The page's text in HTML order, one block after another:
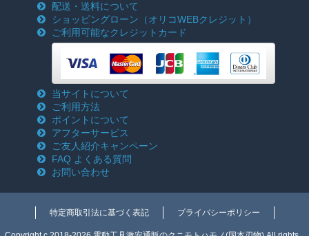
配送・送料について
ショッピングローン （オリコWEBクレジット）
ご利用可能なクレジットカード
当サイトについて
ご利用方法
ポイントについて
アフターサービス
ご友人紹介キャンペーン
FAQ よくある質問
お問い合わせ
特定商取引法に基づく表記 プライバシーポリシー